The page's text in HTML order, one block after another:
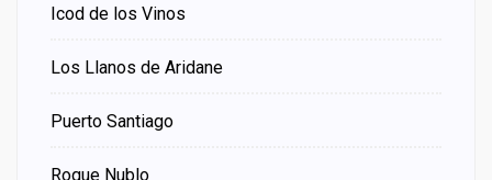
Icod de los Vinos
Los Llanos de Aridane
Puerto Santiago
Roque Nublo